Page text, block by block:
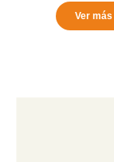
Ver más